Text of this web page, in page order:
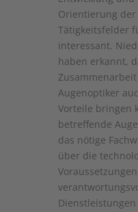
Orientierung der
Tätigkeitsfelder
interessant.
haben erkannt,
Augenoptiker
Vorteile bringen
betreffende
das nötige
über die